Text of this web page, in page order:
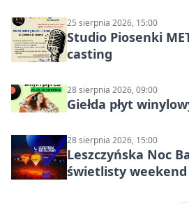
25 sierpnia 2026, 15:00
Studio Piosenki
casting
28 sierpnia 2026, 09:00
Giełda płyt
28 sierpnia 2026, 15:00
Leszczyńska Noc
świetlisty weekend